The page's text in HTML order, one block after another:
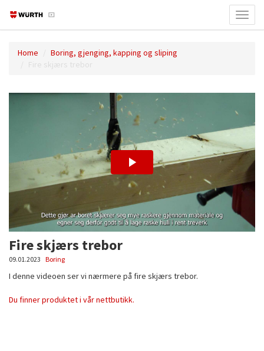
Home
Boring, gjenging, kapping og sliping
Fire skjærs trebor
Fire skjærs trebor
09.01.2023 Boring
I denne videoen ser vi nærmere på fire skjærs trebor.
Du finner produktet i vår nettbutikk.